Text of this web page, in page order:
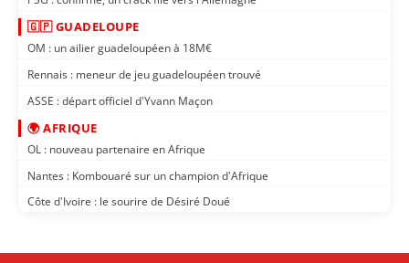
🇬🇵 GUADELOUPE
OM : un ailier guadeloupéen à 18M€
Rennais : meneur de jeu guadeloupéen trouvé
ASSE : départ officiel d'Yvann Maçon
🌍 AFRIQUE
OL : nouveau partenaire en Afrique
Nantes : Kombouaré sur un champion d'Afrique
Côte d'Ivoire : le sourire de Désiré Doué